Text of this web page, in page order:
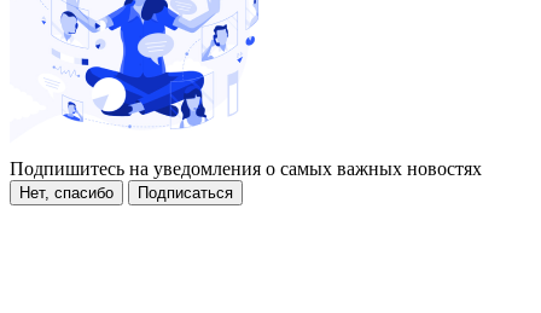
Подпишитесь на уведомления о самых важных новостях
Нет, спасибо Подписаться